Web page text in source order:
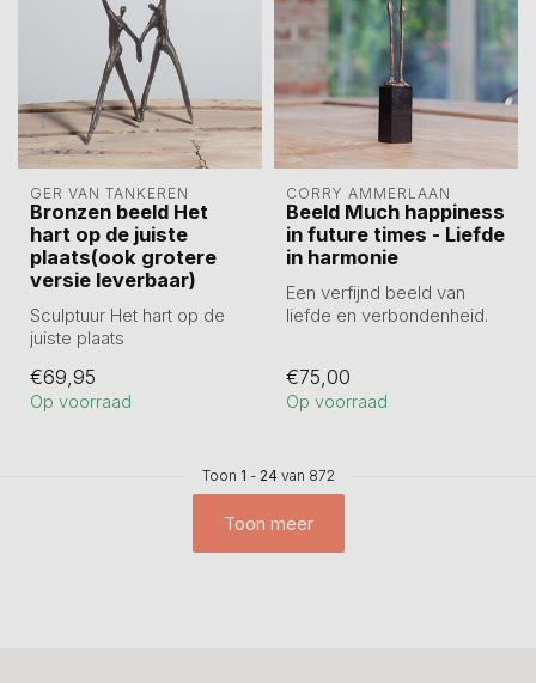
GER VAN TANKEREN
Bronzen beeld Het
hart op de juiste
plaats(ook grotere
versie leverbaar)
Sculptuur Het hart op de
juiste plaats
hierna verbronsd...
€69,95
Op voorraad
CORRY AMMERLAAN
Beeld Much happiness
in future times - Liefde
in harmonie
Een verfijnd beeld van
liefde en verbondenheid.
€75,00
Op voorraad
Toon 1 - 24van 872
Toon meer